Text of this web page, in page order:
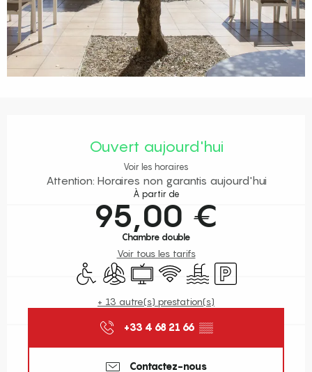
Ouvert aujourd'hui
Voir les horaires
Attention: Horaires non garantis aujourd'hui
À partir de
95,00 €
Chambre double
Voir tous les tarifs
Accès handicapés
Air conditionné
Télévision
WiFi PiscineParking
+ 13 autre(s) prestation(s)
+33 4 68 21 66 ▒▒
Contactez-nous